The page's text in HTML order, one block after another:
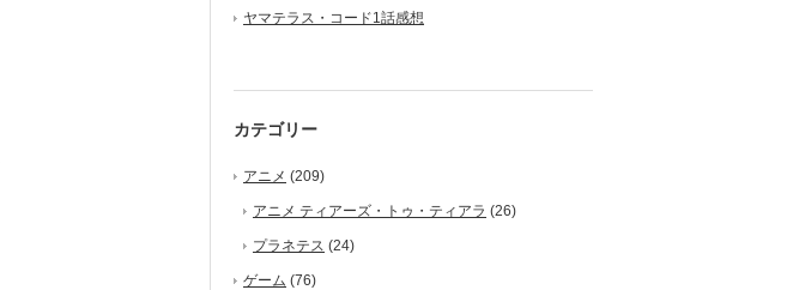
ヤマテラス・コード1話感想
カテゴリー
アニメ (209)
アニメ ティアーズ・トゥ・ティアラ (26)
プラネテス (24)
ゲーム (76)